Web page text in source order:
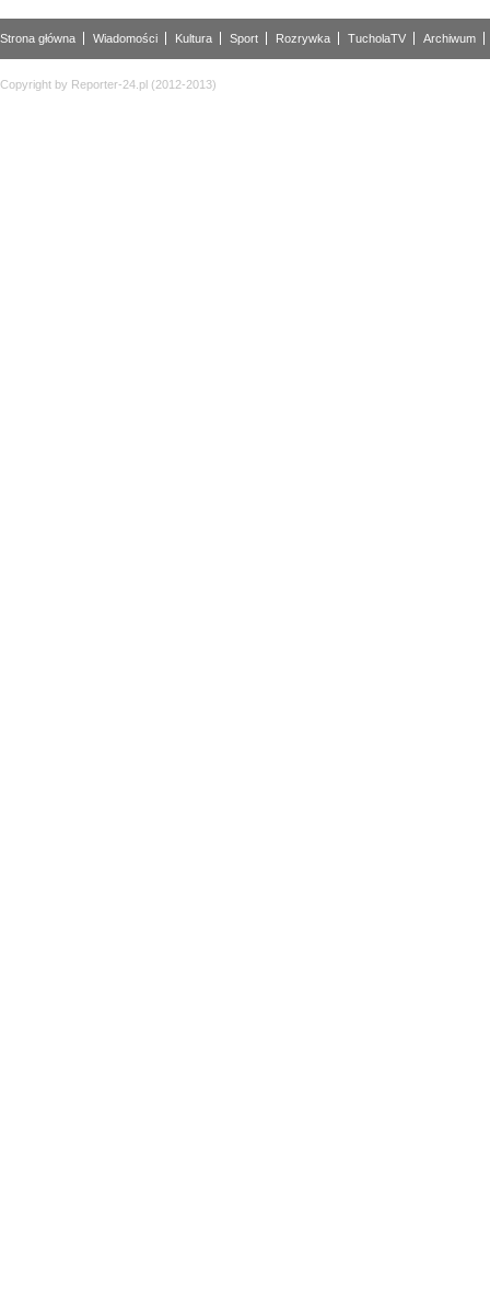
Strona główna Wiadomości Kultura Sport Rozrywka TucholaTV Archiwum
Copyright by Reporter-24.pl (2012-2013)